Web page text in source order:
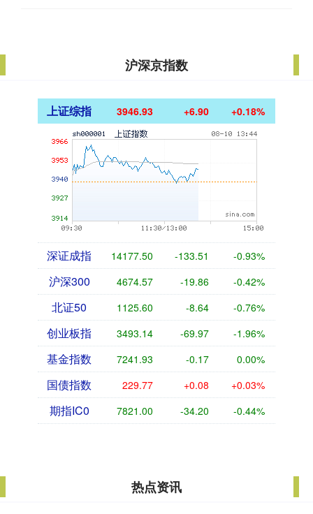
沪深京指数
上证综指 3946.93 +6.90 +0.18%
深证成指 14177.50 -133.51 -0.93%
沪深300 4674.57 -19.86 -0.42%
北证50 1125.60 -8.64 -0.76%
创业板指 3493.14 -69.97 -1.96%
基金指数 7241.93 -0.17 0.00%
国债指数 229.77 +0.08 +0.03%
期指IC0 7821.00 -34.20 -0.44%
热点资讯